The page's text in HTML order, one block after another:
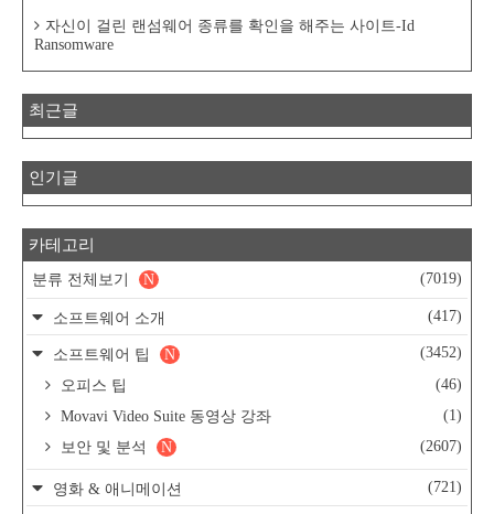
자신이 걸린 랜섬웨어 종류를 확인을 해주는 사이트-Id
Ransomware
최근글
인기글
카테고리
분류 전체보기 (7019)
N
소프트웨어 소개 (417)
소프트웨어 팁 (3452)
N
오피스 팁
(46)
Movavi Video Suite 동영상 강좌
(1)
보안 및 분석
(2607)
N
영화 & 애니메이션 (721)